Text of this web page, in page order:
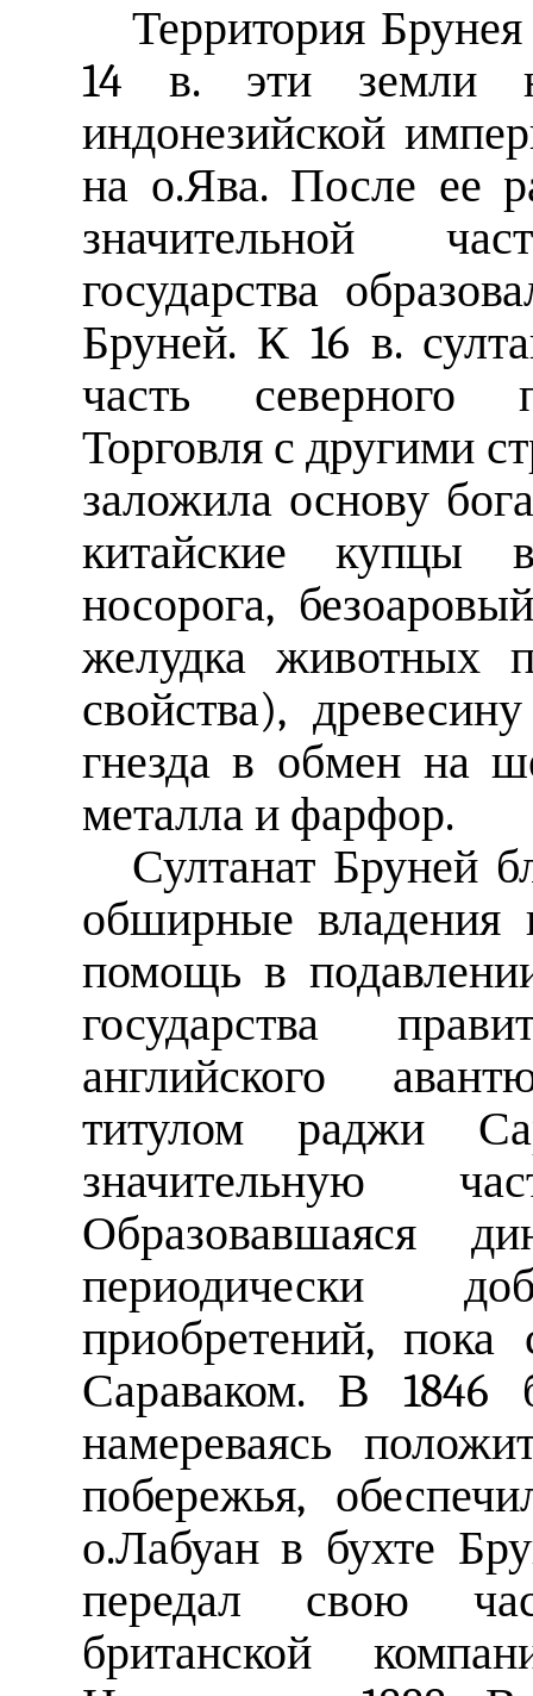
Территория
14 в. эти земли
индонезийской
на о.Ява. После ее
значительной
государства
Бруней. К 16 в.
часть северного
Торговля с другими
заложила основу
китайские купцы
носорога,
желудка животных
свойства),
гнезда в обмен на
металла и фарфор.
Султанат Бруней
обширные владения
помощь в
государства
английского
титулом раджи
значительную
Образовавшаяся
периодически
приобретений,
Сараваком. В 1846
намереваясь
побережья,
о.Лабуан в бухте
передал свою
британской